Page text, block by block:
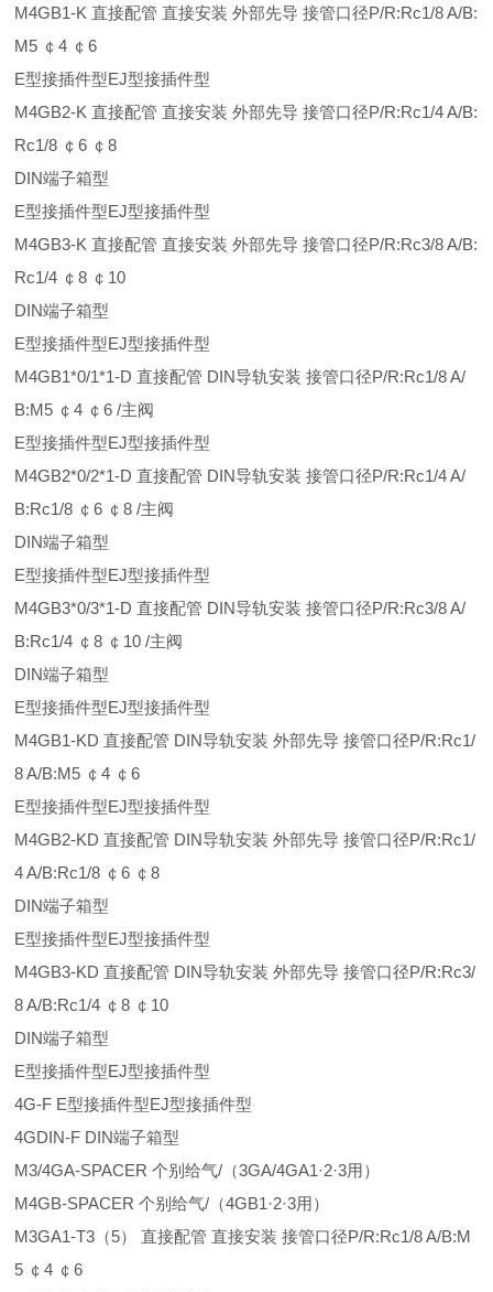
M4GB1-K 直接配管 直接安装 外部先导 接管口径P/R:Rc1/8 A/B:
M5 ￠4 ￠6
E型接插件型EJ型接插件型
M4GB2-K 直接配管 直接安装 外部先导 接管口径P/R:Rc1/4 A/B:
Rc1/8 ￠6 ￠8
DIN端子箱型
E型接插件型EJ型接插件型
M4GB3-K 直接配管 直接安装 外部先导 接管口径P/R:Rc3/8 A/B:
Rc1/4 ￠8 ￠10
DIN端子箱型
E型接插件型EJ型接插件型
M4GB1*0/1*1-D 直接配管 DIN导轨安装 接管口径P/R:Rc1/8 A/
B:M5 ￠4 ￠6 /主阀
E型接插件型EJ型接插件型
M4GB2*0/2*1-D 直接配管 DIN导轨安装 接管口径P/R:Rc1/4 A/
B:Rc1/8 ￠6 ￠8 /主阀
DIN端子箱型
E型接插件型EJ型接插件型
M4GB3*0/3*1-D 直接配管 DIN导轨安装 接管口径P/R:Rc3/8 A/
B:Rc1/4 ￠8 ￠10 /主阀
DIN端子箱型
E型接插件型EJ型接插件型
M4GB1-KD 直接配管 DIN导轨安装 外部先导 接管口径P/R:Rc1/
8 A/B:M5 ￠4 ￠6
E型接插件型EJ型接插件型
M4GB2-KD 直接配管 DIN导轨安装 外部先导 接管口径P/R:Rc1/
4 A/B:Rc1/8 ￠6 ￠8
DIN端子箱型
E型接插件型EJ型接插件型
M4GB3-KD 直接配管 DIN导轨安装 外部先导 接管口径P/R:Rc3/
8 A/B:Rc1/4 ￠8 ￠10
DIN端子箱型
E型接插件型EJ型接插件型
4G-F E型接插件型EJ型接插件型
4GDIN-F DIN端子箱型
M3/4GA-SPACER 个别给气/（3GA/4GA1·2·3用）
M4GB-SPACER 个别给气/（4GB1·2·3用）
M3GA1-T3（5） 直接配管 直接安装 接管口径P/R:Rc1/8 A/B:M
5 ￠4 ￠6